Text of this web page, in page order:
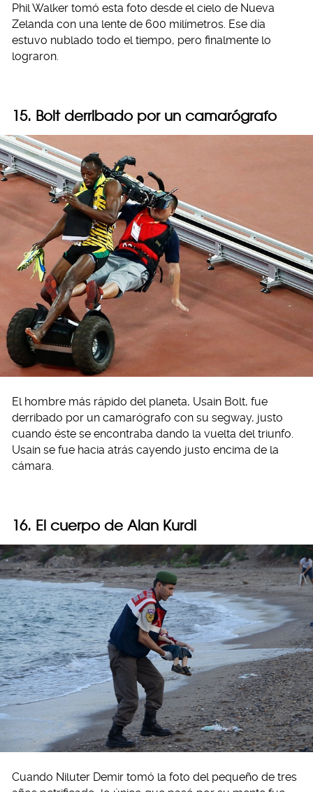
Phil Walker tomó esta foto desde el cielo de Nueva
Zelanda con una lente de 600 milímetros. Ese día
estuvo nublado todo el tiempo, pero finalmente lo
lograron.
15. Bolt derribado por un camarógrafo
El hombre más rápido del planeta, Usain Bolt, fue
derribado por un camarógrafo con su segway, justo
cuando éste se encontraba dando la vuelta del triunfo.
Usain se fue hacia atrás cayendo justo encima de la
cámara.
16. El cuerpo de Alan Kurdi
Cuando Niluter Demir tomó la foto del pequeño de tres